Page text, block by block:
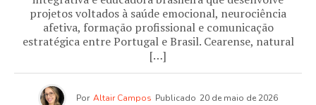
projetos voltados à saúde emocional, neurociência
afetiva, formação profissional e comunicação
estratégica entre Portugal e Brasil. Cearense, natural
[…]
Por Altair Campos Publicado 20 de maio de 2026